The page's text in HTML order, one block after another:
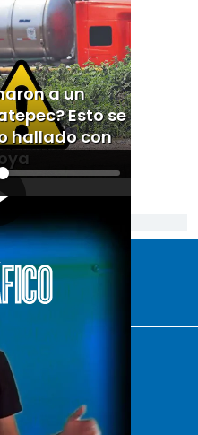
a un
Esto se
hallado con